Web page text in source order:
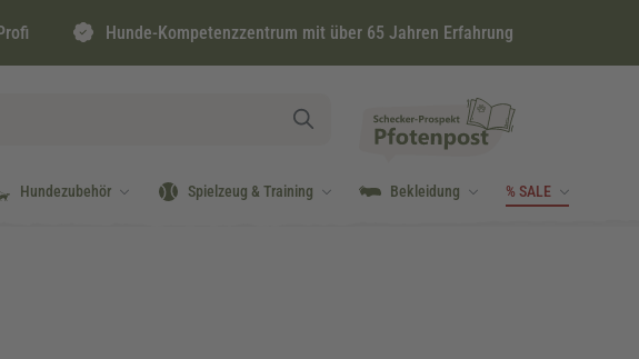
Hunde-Kompetenzzentrum mit über 65 Jahren Erfahrung
Hundezubehör Spielzeug & Training Bekleidung % SALE